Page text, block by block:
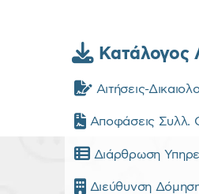
Κατάλογος
Αιτήσεις-
Αποφάσεις Συλλ.
Διάρθρωση
Διεύθυνση